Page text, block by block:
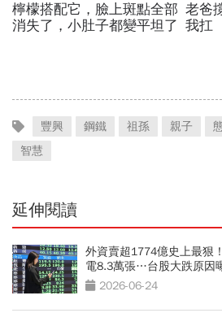
檸檬搭配它，臉上斑點全部
消失了，小肚子都變平坦了
老爸
我扛
豐興 鋼鐵 祖孫 親子
智慧
延伸閱讀
外資賣超1774億史上最狠
電8.3萬張…台股大跌原因
2026-06-24